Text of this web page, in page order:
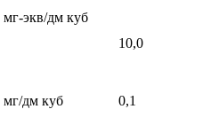
мг-экв/дм куб
10,0
мг/дм куб 0,1